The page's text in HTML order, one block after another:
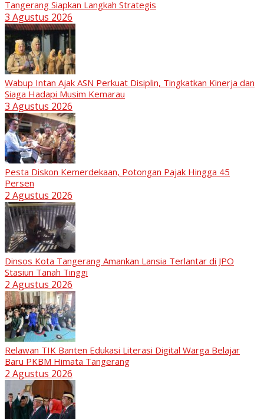
Tangerang Siapkan Langkah Strategis
3 Agustus 2026
Wabup Intan Ajak ASN Perkuat Disiplin, Tingkatkan Kinerja dan
Siaga Hadapi Musim Kemarau
3 Agustus 2026
Pesta Diskon Kemerdekaan, Potongan Pajak Hingga 45
Persen
2 Agustus 2026
Dinsos Kota Tangerang Amankan Lansia Terlantar di JPO
Stasiun Tanah Tinggi
2 Agustus 2026
Relawan TIK Banten Edukasi Literasi Digital Warga Belajar
Baru PKBM Himata Tangerang
2 Agustus 2026